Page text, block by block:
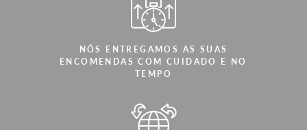
NÓS ENTREGAMOS AS SUAS
ENCOMENDAS COM CUIDADO E NO
TEMPO